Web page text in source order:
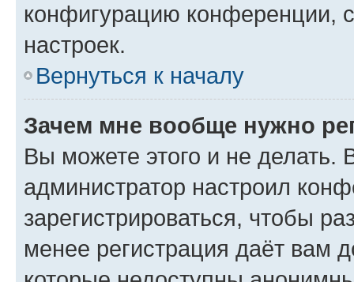
конфигурацию конференции,
настроек.
Вернуться к началу
Зачем мне вообще нужно
Вы можете этого и не делать.
администратор настроил
зарегистрироваться, чтобы
менее регистрация даёт вам